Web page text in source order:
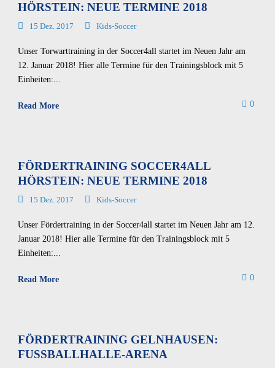
HÖRSTEIN: NEUE TERMINE 2018
15 Dez. 2017 Kids-Soccer
Unser Torwarttraining in der Soccer4all startet im Neuen Jahr am
12. Januar 2018! Hier alle Termine für den Trainingsblock mit 5
Einheiten:...
Read More 0
FÖRDERTRAINING SOCCER4ALL
HÖRSTEIN: NEUE TERMINE 2018
15 Dez. 2017 Kids-Soccer
Unser Fördertraining in der Soccer4all startet im Neuen Jahr am 12.
Januar 2018! Hier alle Termine für den Trainingsblock mit 5
Einheiten:...
Read More 0
FÖRDERTRAINING GELNHAUSEN:
FUSSBALLHALLE-ARENA